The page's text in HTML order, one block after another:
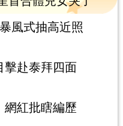
風式抽高近照
赴泰拜四面
紅批瞎編歷